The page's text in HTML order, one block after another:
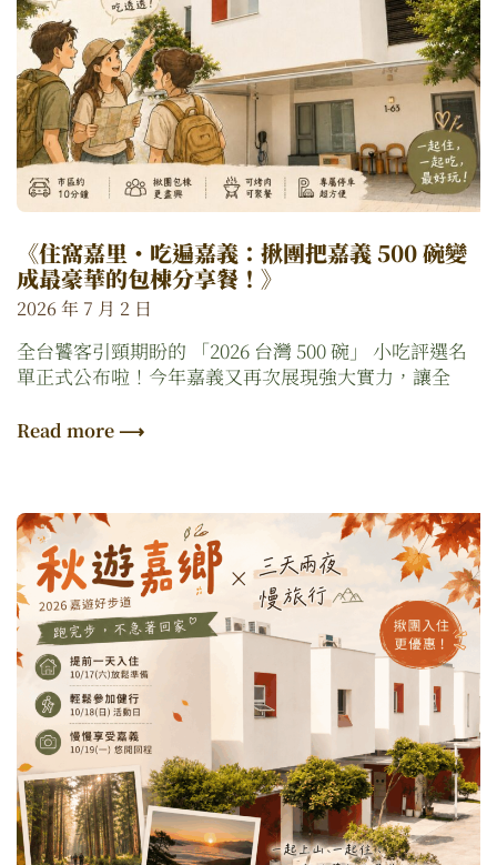
《住窩嘉里・吃遍嘉義：揪團把嘉義 500 碗變
成最豪華的包棟分享餐！》
2026 年 7 月 2 日
全台饕客引頸期盼的 「2026 台灣 500 碗」 小吃評選名
單正式公布啦！今年嘉義又再次展現強大實力，讓全
Read more ⟶